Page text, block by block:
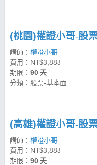
講師： 權證小哥
費用：NT$3,888
期限： 90 天
分類：股票-基本面
講師： 權證小哥
費用：NT$3,888
期限： 90 天